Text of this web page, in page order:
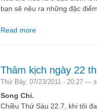
bạn sẽ nêu ra những đặc
Read more
Thảm kịch ngày 22
Thứ Bảy, 07/23/2011 - 20:27 —
Song Chi.
Chiều Thứ Sàu 22.7, khi tôi